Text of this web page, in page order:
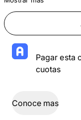
Pagar esta
cuotas
Conoce mas